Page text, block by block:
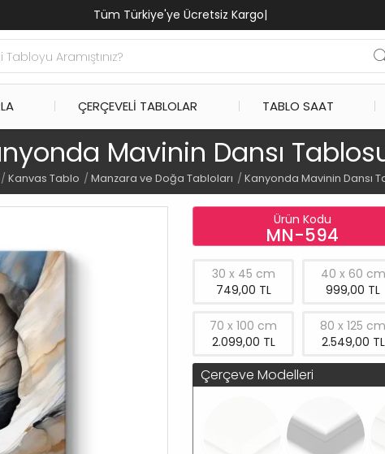
Tüm Türkiye'ye Ücretsiz Kargo|
ÇERÇEVELI TABLOLAR TABLO SAAT
Mavinin Dansı
Kanvas Tablo Manzara ve Doğa Tabloları Kanyonda Mavinin Dansı
Ürün Kodu
MN-594
30 x 45 cm
749,00 TL
40 x 60 cm
999,00 TL
70 x 100 cm
2.099,00 TL
80 x 125 cm
2.549,00 TL
Çerçeve Modelleri